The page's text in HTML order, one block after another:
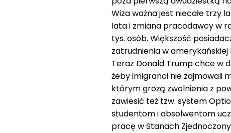
Wiza ważna jest niecałe trzy
lata i zmiana pracodawcy w
tys. osób. Większość
zatrudnienia w
Teraz Donald Trump chce w
żeby imigranci nie zajmowali
którym grożą zwolnienia z
zawiesić też tzw. system
studentom i absolwentom
pracę w Stanach